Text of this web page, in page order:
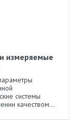
измеряемые
системы
качеством...